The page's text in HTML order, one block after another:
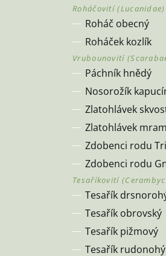
Roháč obecný
Roháček kozlík
Páchník hnědý
Nosorožík
Zlatohlávek
Zlatohlávek
Zdobenci rodu
Zdobenci rodu
Tesařík
Tesařík obrovský
Tesařík pižmový
Tesařík rudonohý